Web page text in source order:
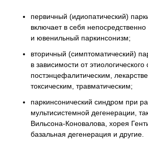
первичный (идиопатический)
включает в себя
и ювенильный паркинсонизм;
вторичный (симптоматический)
в зависимости от
постэнцефалитическим,
токсическим, травматическим;
паркинсонический синдром при
мультисистемной дегенерации,
Вильсона-Коновалова, хорея
базальная дегенерация и другие.